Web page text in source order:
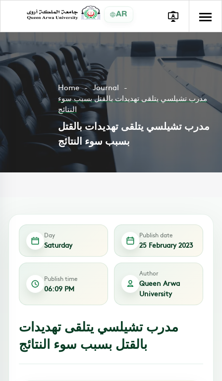
AR
Home
Journal
مدرب تشيلسي يتلقى تهديدات بالقتل بسبب سوء
النتائج
مدرب تشيلسي يتلقى تهديدات بالقتل
بسبب سوء النتائج
Day
Saturday
Publish date
25 February 2023
Publish time
06:09 PM
Author
Queen Arwa
University
مدرب تشيلسي يتلقى تهديدات
بالقتل بسبب سوء النتائج